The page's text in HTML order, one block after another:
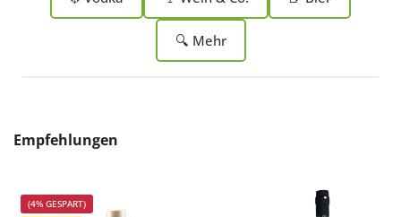
🔍 Mehr
Produktgalerie überspringen
Empfehlungen
(4% GESPART)